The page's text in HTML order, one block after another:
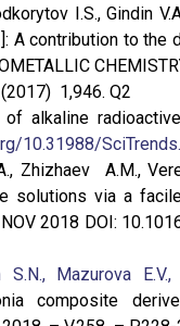
I.S., Gindin
A contribution to the
1,946. Q2
alkaline
10.31988/
Zhizhaev A.M.,
solutions via a
2018 DOI:
S.N., Mazurova E.V.,
composite